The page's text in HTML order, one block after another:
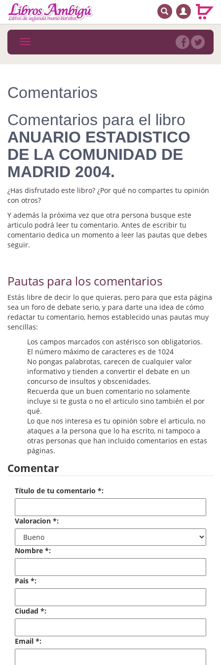
MENÚ PRINCIPAL
Novedades
MATERIAS
Arte
Astrología. Ocultismo
Autoayuda. Conocimiento personal
Biografía
Biografías
Ciencia ficción
Cocina
Cómic
Cuentos y relatos
Deportes
Derecho
Discos deVinilo. LP
Divulgación científica
Economía
Enciclopedias
Ensayo
Filosofía
Física y Química
Física y química
Historia
historia
BUSCAR
Toggle
navigation
Comentarios
Comentarios para el libro
ANUARIO ESTADISTICO
DE LA COMUNIDAD DE
MADRID 2004.
¿Has disfrutado este libro? ¿Por qué no compartes tu opinión
con otros?
Y además la próxima vez que otra persona busque este
articulo podrá leer tu comentario. Antes de escribir tu
comentario dedica un momento a leer las pautas que debes
seguir.
Pautas para los comentarios
Estás libre de decir lo que quieras, pero para que esta página
sea un foro de debate serio, y para darte una idea de cómo
redactar tu comentario, hemos establecido unas pautas muy
sencillas:
Los campos marcados con astérisco son obligatorios.
El número máximo de caracteres es de 1024
No pongas palabrotas, carecen de cualquier valor
informativo y tienden a convertir el debate en un
concurso de insultos y obscenidades.
Recuerda que un buen comentario no solamente
incluye si te gusta o no el articulo sino también el por
qué.
Lo que nos interesa es tu opinión sobre el articulo, no
ataques a la persona que lo ha escrito, ni tampoco a
otras personas que han incluido comentarios en estas
páginas.
Comentar
Título de tu comentario *:
Valoracion *:
Nombre *:
Pais *:
Ciudad *:
Email *: